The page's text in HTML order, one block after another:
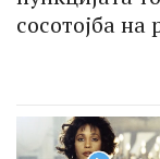
сосотојба на